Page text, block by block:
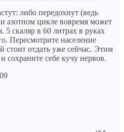
либо передохнут (ведь
азотном цикле вовремя может
5 скаляр в 60 литрах в руках
Пересмотрите население
стоит отдать уже сейчас. Этим
сохраните себе кучу нервов.